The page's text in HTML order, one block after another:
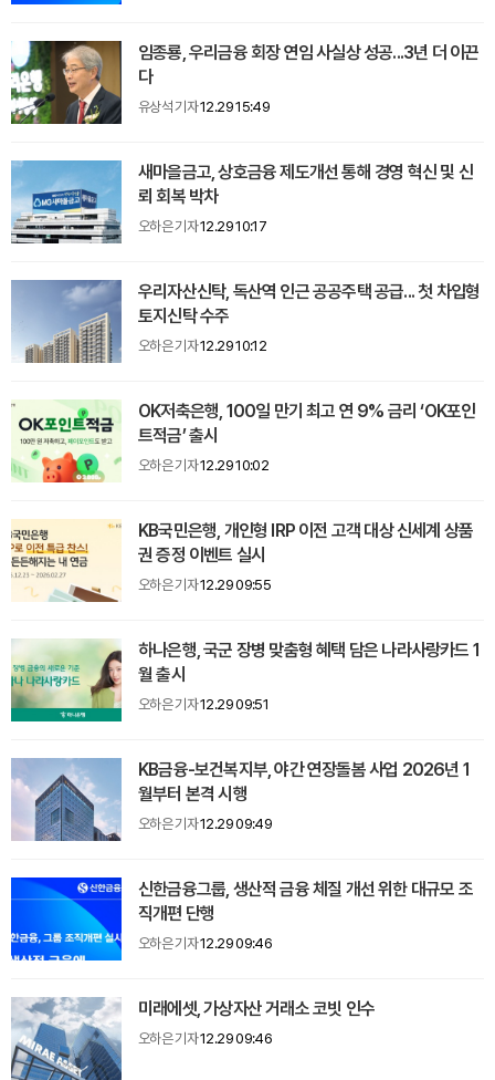
임종룡, 우리금융 회장 연임 사실상 성공...3년 더 이끈
다
유상석 기자12.29 15:49
새마을금고, 상호금융 제도개선 통해 경영 혁신 및 신
뢰 회복 박차
오하은 기자12.29 10:17
우리자산신탁, 독산역 인근 공공주택 공급... 첫 차입형
토지신탁 수주
오하은 기자12.29 10:12
OK저축은행, 100일 만기 최고 연 9% 금리 ‘OK포인
트적금’ 출시
오하은 기자12.29 10:02
KB국민은행, 개인형 IRP 이전 고객 대상 신세계 상품
권 증정 이벤트 실시
오하은 기자12.29 09:55
하나은행, 국군 장병 맞춤형 혜택 담은 나라사랑카드 1
월 출시
오하은 기자12.29 09:51
KB금융-보건복지부, 야간 연장돌봄 사업 2026년 1
월부터 본격 시행
오하은 기자12.29 09:49
신한금융그룹, 생산적 금융 체질 개선 위한 대규모 조
직개편 단행
오하은 기자12.29 09:46
미래에셋, 가상자산 거래소 코빗 인수
오하은 기자12.29 09:46